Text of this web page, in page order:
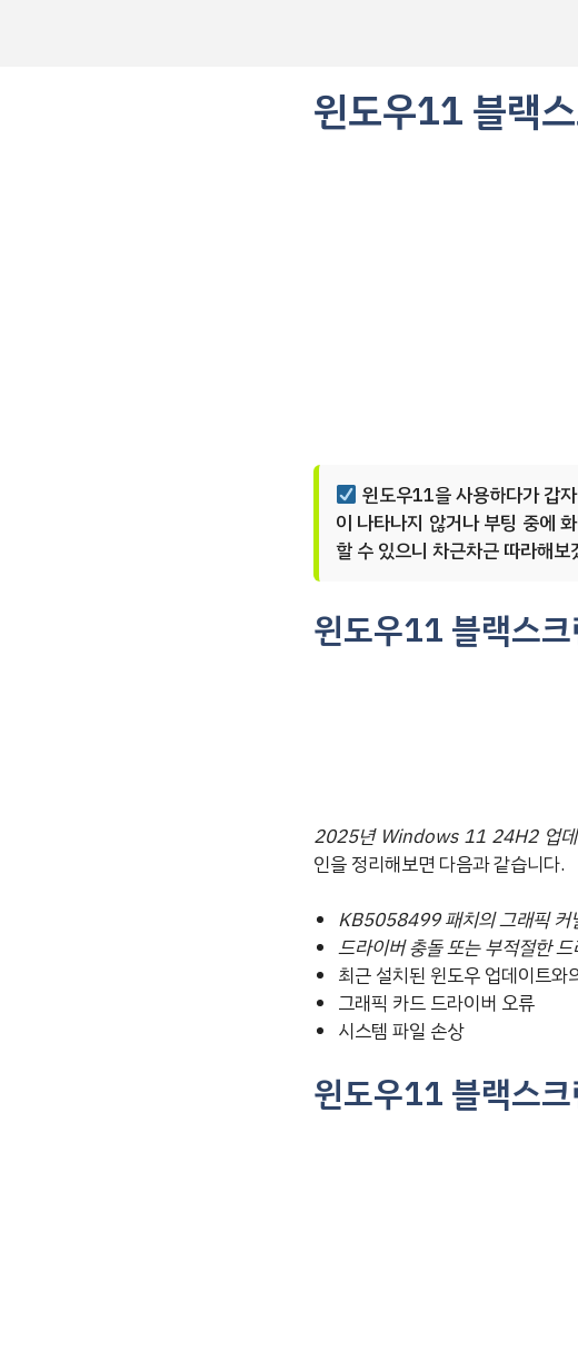
윈도우11 블랙
윈도우11을 사용하다가 갑
이 나타나지 않거나 부팅 중에
할 수 있으니 차근차근 따라해보
윈도우11 블랙스
2025년 Windows 11 24H2 업데
인을 정리해보면 다음과 같습니다.
KB5058499 패치의 그래픽 커
드라이버 충돌 또는 부적절한
최근 설치된 윈도우 업데이트와
그래픽 카드 드라이버 오류
시스템 파일 손상
윈도우11 블랙스